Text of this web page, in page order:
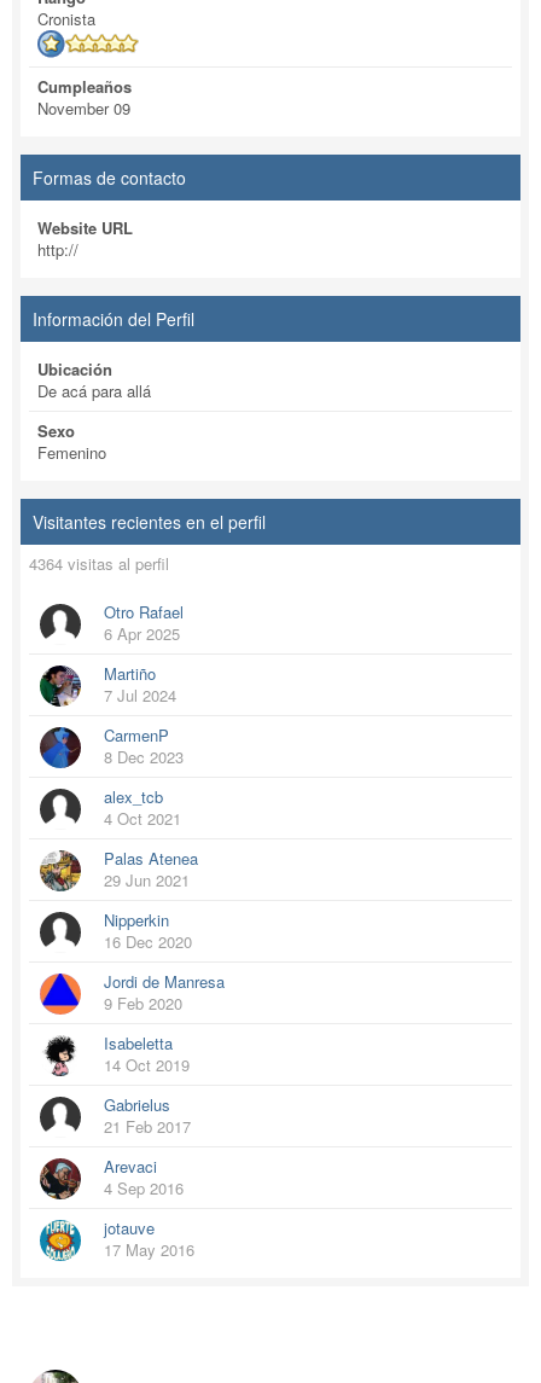
Cronista
Cumpleaños
November 09
Formas de contacto
Website URL
http://
Información del Perfil
Ubicación
De acá para allá
Sexo
Femenino
Visitantes recientes en el perfil
4364 visitas al perfil
Otro Rafael
6 Apr 2025
Martiño
7 Jul 2024
CarmenP
8 Dec 2023
alex_tcb
4 Oct 2021
Palas Atenea
29 Jun 2021
Nipperkin
16 Dec 2020
Jordi de Manresa
9 Feb 2020
Isabeletta
14 Oct 2019
Gabrielus
21 Feb 2017
Arevaci
4 Sep 2016
jotauve
17 May 2016